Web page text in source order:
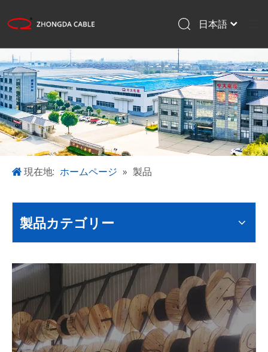
ホームページ
製品
アプリケーション
私たちについて
プロジェクト
ブログ
お問い合わせ
日本語
Français
Pусский
Español
한국어
現在地: ホームページ » 製品
製品カテゴリー